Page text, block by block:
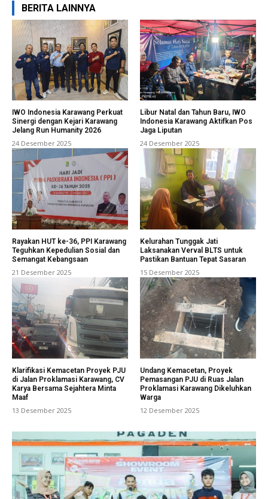
BERITA LAINNYA
IWO Indonesia Karawang Perkuat
Sinergi dengan Kejari Karawang
Jelang Run Humanity 2026
24 Desember 2025
Libur Natal dan Tahun Baru, IWO
Indonesia Karawang Aktifkan Pos
Jaga Liputan
24 Desember 2025
Rayakan HUT ke-36, PPI Karawang
Teguhkan Kepedulian Sosial dan
Semangat Kebangsaan
21 Desember 2025
Kelurahan Tunggak Jati
Laksanakan Verval BLTS untuk
Pastikan Bantuan Tepat Sasaran
15 Desember 2025
Klarifikasi Kemacetan Proyek PJU
di Jalan Proklamasi Karawang, CV
Karya Bersama Sejahtera Minta
Maaf
13 Desember 2025
Undang Kemacetan, Proyek
Pemasangan PJU di Ruas Jalan
Proklamasi Karawang Dikeluhkan
Warga
12 Desember 2025